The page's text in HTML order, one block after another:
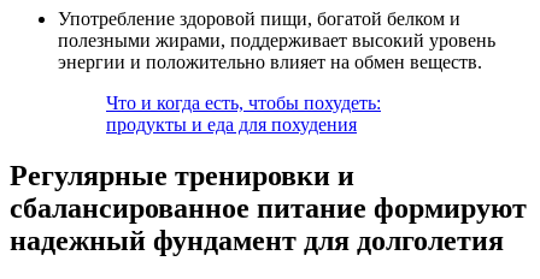
Употребление здоровой пищи, богатой белком и
полезными жирами, поддерживает высокий уровень
энергии и положительно влияет на обмен веществ.
Что и когда есть, чтобы похудеть:
продукты и еда для похудения
Регулярные тренировки и
сбалансированное питание формируют
надежный фундамент для долголетия